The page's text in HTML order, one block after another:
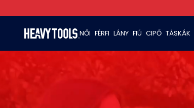
NŐI FÉRFI LÁNY FIÚ CIPŐ TÁSKÁK